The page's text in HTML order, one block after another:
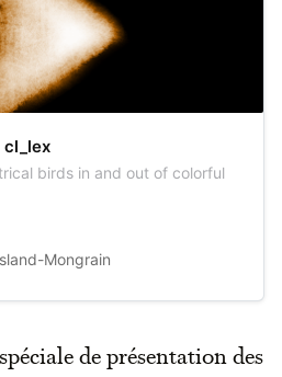
cl_lex
birds in and out of colorful
Mongrain
de présentation des